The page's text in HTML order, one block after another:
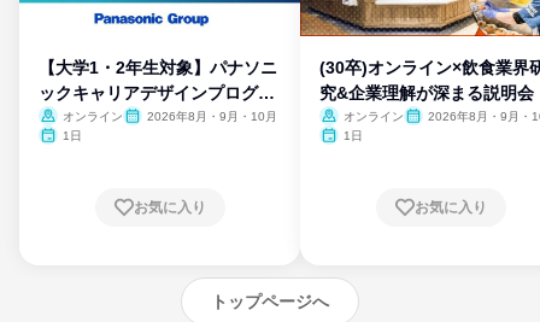
【大学1・2年生対象】パナソニ
ックキャリアデザインプログラ
ム
オンライン
2026年8月・9月・10月
1日
お気に入り
(30卒)オンライン×飲食業界
究&企業理解が深まる説明会
オンライン
2026年8月・9月・
1日
お気に入り
トップページへ